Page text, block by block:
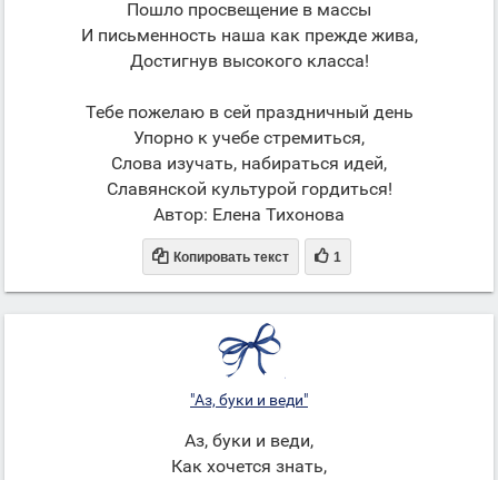
Пошло просвещение в массы
И письменность наша как прежде жива,
Достигнув высокого класса!
Тебе пожелаю в сей праздничный день
Упорно к учебе стремиться,
Слова изучать, набираться идей,
Славянской культурой гордиться!
Автор: Елена Тихонова
 Копировать текст  1
"Аз, буки и веди"
Аз, буки и веди,
Как хочется знать,